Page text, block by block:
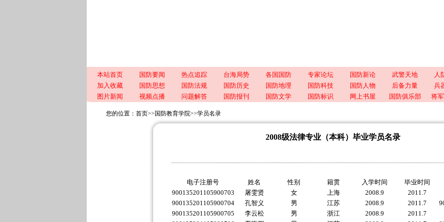
本站首页 国防要闻 热点追踪 台海局势 各国国防 专家论坛 国防新论 武警天地
人
加入收藏
国防思想 国防法规 国防历史 国防地理 国防科技 国防人物 后备力量
兵
图片新闻
视频点播 问题解答 国防报刊 国防文学 国防标识 网上书屋 国防俱乐部 将
您的位置： 首页>> 国防教育学院>>学员名录
2008级法律专业（本科）毕业学员名录
电子注册号 姓名 性别 籍贯 入学时间
毕业时间
900135201105900703
屠雯贤 女 上海 2008.9
2011.7
900135201105900704
孔智义 男 江苏 2008.9 2011.7
900135201105900705
李云松 男 浙江 2008.9
2011.7